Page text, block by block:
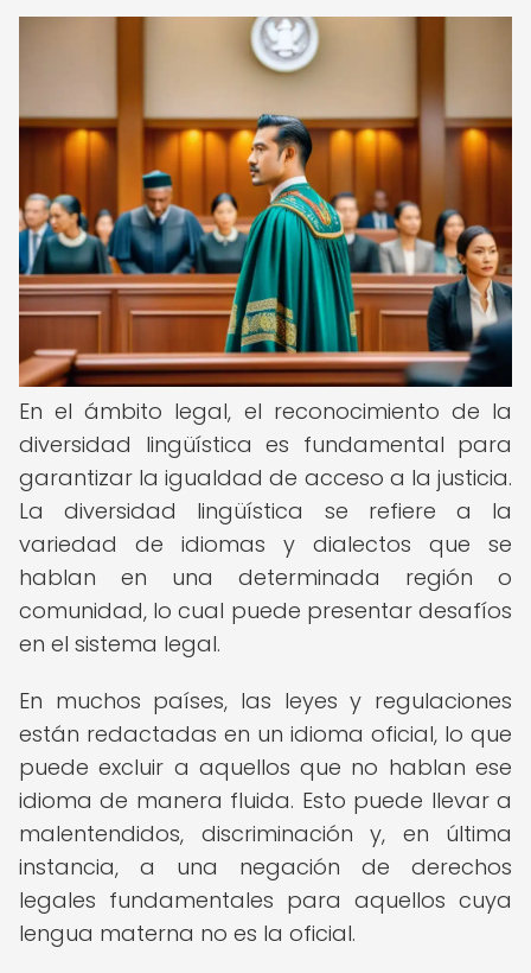
En el ámbito legal, el reconocimiento de la
diversidad lingüística es fundamental para
garantizar la igualdad de acceso a la justicia.
La diversidad lingüística se refiere a la
variedad de idiomas y dialectos que se
hablan en una determinada región o
comunidad, lo cual puede presentar desafíos
en el sistema legal.
En muchos países, las leyes y regulaciones
están redactadas en un idioma oficial, lo que
puede excluir a aquellos que no hablan ese
idioma de manera fluida. Esto puede llevar a
malentendidos, discriminación y, en última
instancia, a una negación de derechos
legales fundamentales para aquellos cuya
lengua materna no es la oficial.